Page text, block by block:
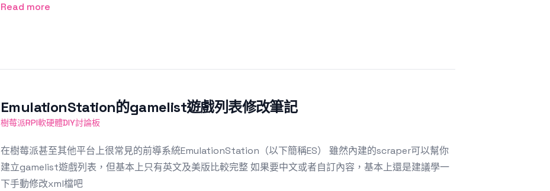
Read more
EmulationStation的gamelist遊戲列表修改筆記
樹莓派RPI軟硬體DIY討論板
在樹莓派甚至其他平台上很常見的前導系統EmulationStation（以下簡稱ES） 雖然內建的scraper可以幫你
建立gamelist遊戲列表，但基本上只有英文及美版比較完整 如果要中文或者自訂內容，基本上還是建議學一
下手動修改xml檔吧